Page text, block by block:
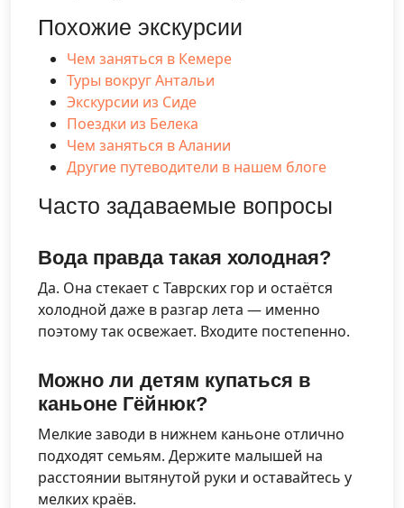
Похожие экскурсии
Чем заняться в Кемере
Туры вокруг Антальи
Экскурсии из Сиде
Поездки из Белека
Чем заняться в Алании
Другие путеводители в нашем блоге
Часто задаваемые вопросы
Вода правда такая холодная?
Да. Она стекает с Таврских гор и остаётся
холодной даже в разгар лета — именно
поэтому так освежает. Входите постепенно.
Можно ли детям купаться в
каньоне Гёйнюк?
Мелкие заводи в нижнем каньоне отлично
подходят семьям. Держите малышей на
расстоянии вытянутой руки и оставайтесь у
мелких краёв.